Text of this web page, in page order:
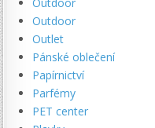
Outdoor
Outlet
Pánské oblečení
Papírnictví
Parfémy
PET center